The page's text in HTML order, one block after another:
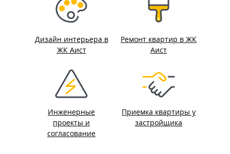
Дизайн интерьера в
ЖК Аист
Ремонт квартир в ЖК
Аист
Инженерные
проекты и
согласование
Приемка квартиры у
застройщика